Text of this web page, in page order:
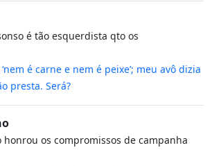
é tão esquerdista qto os
é carne e nem é peixe’; meu avô dizia
presta. Será?
honrou os compromissos de campanha